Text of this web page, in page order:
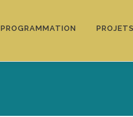
PROGRAMMATION PROJETS